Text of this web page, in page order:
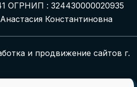
ОГРНИП : 324430000020935
Константиновна